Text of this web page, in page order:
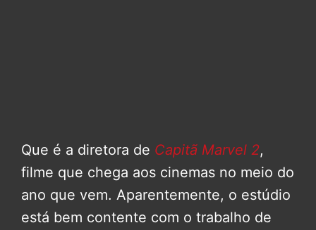
Que é a diretora de Capitã Marvel 2,
filme que chega aos cinemas no meio do
ano que vem. Aparentemente, o estúdio
está bem contente com o trabalho de